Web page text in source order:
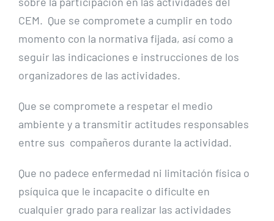
CEM. Que se compromete a cumplir en todo
momento con la normativa fijada, así como a
seguir las indicaciones e instrucciones de los
organizadores de las actividades.
Que se compromete a respetar el medio
ambiente y a transmitir actitudes responsables
entre sus compañeros durante la actividad.
Que no padece enfermedad ni limitación física o
psíquica que le incapacite o dificulte en
cualquier grado para realizar las actividades